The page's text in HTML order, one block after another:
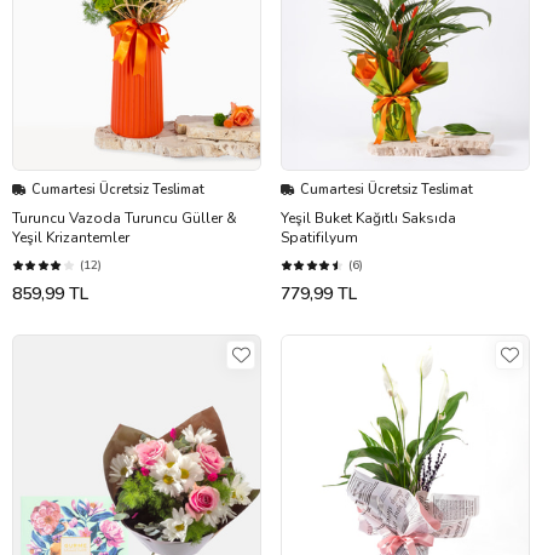
Cumartesi Ücretsiz Teslimat
Turuncu Vazoda Turuncu Güller &
Yeşil Krizantemler
(12)
859,99 TL
Cumartesi Ücretsiz Teslimat
Yeşil Buket Kağıtlı Saksıda
Spatifilyum
(6)
779,99 TL